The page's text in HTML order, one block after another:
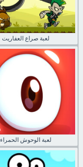
لعبة صراع العفاريت
لعبة الوحوش الحمراء